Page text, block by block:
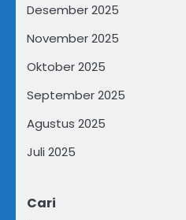
Desember 2025
November 2025
Oktober 2025
September 2025
Agustus 2025
Juli 2025
Cari